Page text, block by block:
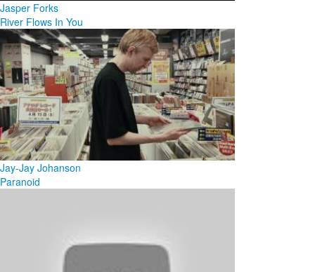
Jasper Forks
River Flows In You
Jay-Jay Johanson
Paranoid